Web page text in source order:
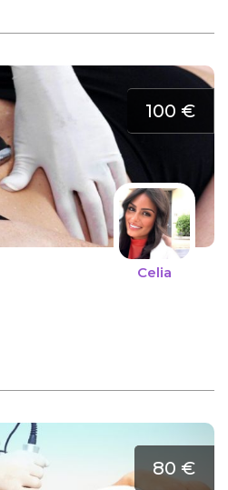
100 €
Celia
80 €